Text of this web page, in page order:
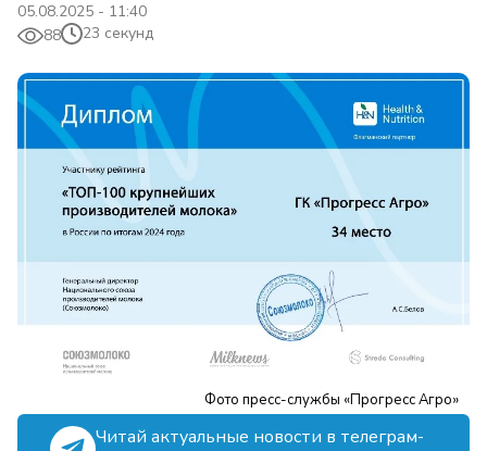
05.08.2025 - 11:40
88
23 секунд
Фото пресс-службы «Прогресс Агро»
Читай актуальные новости в телеграм-